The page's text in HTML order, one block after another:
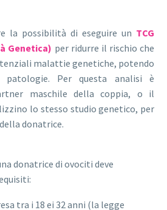
la possibilità di eseguire un TCG
Genetica) per ridurre il rischio che
malattie genetiche, potendo
Per questa analisi è
maschile della coppia, o il
lo stesso studio genetico, per
donatrice.
donatrice di ovociti deve
tra i 18 ei 32 anni (la legge